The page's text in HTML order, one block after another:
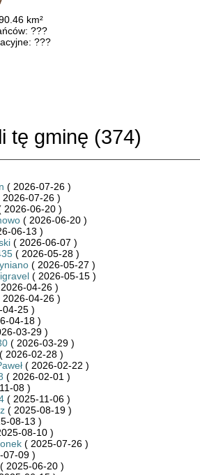
km²
???
???
tę gminę (374)
( 2026-07-26 )
2026-07-26 )
2026-06-20 )
( 2026-06-20 )
06-13 )
( 2026-06-07 )
( 2026-05-28 )
( 2026-05-27 )
( 2026-05-15 )
04-26 )
04-26 )
25 )
04-18 )
03-29 )
( 2026-03-29 )
( 2026-02-28 )
( 2026-02-22 )
( 2026-02-01 )
08 )
( 2025-11-06 )
( 2025-08-19 )
08-13 )
08-10 )
( 2025-07-26 )
07-09 )
( 2025-06-20 )